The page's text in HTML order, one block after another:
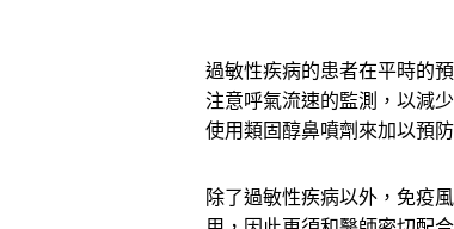
過敏性疾病的患者在平時的
注意呼氣流速的監測，以減
使用類固醇鼻噴劑來加以預防
除了過敏性疾病以外，免疫